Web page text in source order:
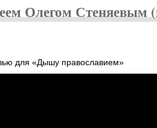
Олегом Стеняевым
для «Дышу православием»